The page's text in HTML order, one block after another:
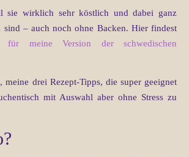
sie wirklich sehr köstlich und dabei ganz
sind – auch noch ohne Backen. Hier findest
für meine Version der schwedischen
meine drei Rezept-Tipps, die super geeignet
mit Auswahl aber ohne Stress zu